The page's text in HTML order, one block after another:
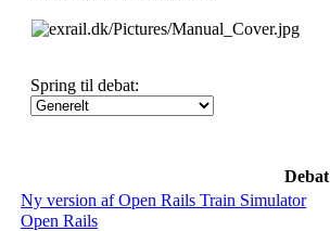
Spring til debat:
Debat
Ny version af Open Rails Train Simulator
Open Rails